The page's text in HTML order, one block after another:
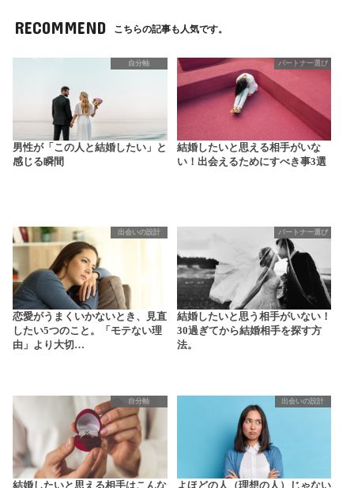
RECOMMEND こちらの記事も人気です。
自分軸
男性が「この人と結婚したい」と
感じる瞬間
パートナー選び
結婚したいと思える相手がいな
い！出会えるためにすべき事3選
出会いの設計
恋愛がうまくいかないとき、見直
したい5つのこと。「モテない理
由」より大切…
パートナー選び
結婚したいと思う相手がいない！
30過ぎてから結婚相手を探す方
法。
自分軸 出会いの設計